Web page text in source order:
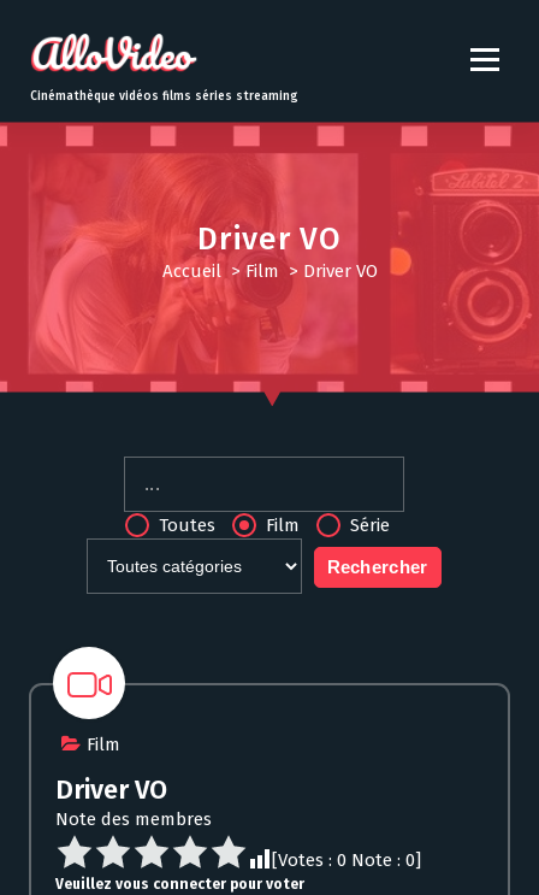
t
o
Cinémathèque vidéos films séries streaming
Driver VO
Accueil> Film > Driver VO
Toutes Film Série
Film
Driver VO
Note des membres
[Votes : 0 Note : 0]
Veuillez vous connecter pour voter